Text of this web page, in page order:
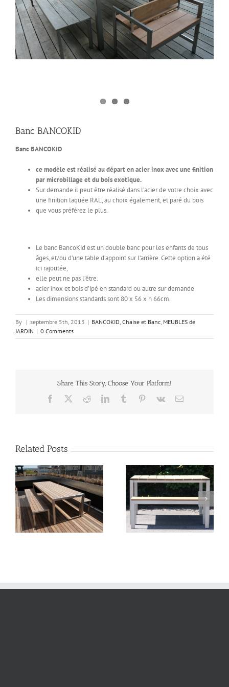
Banc BANCOKID
Banc BANCOKID
ce modèle est réalisé au départ en acier inox avec une finition
par microbillage et du bois exotique.
Sur demande il peut être réalisé dans l’acier de votre choix avec
une finition laquée RAL, au choix également, et paré du bois
que vous préférez le plus.
Le banc BancoKid est un double banc pour les enfants de tous
âges, et/ou d’une table d’appoint sur l’arrière. Cette option a été
ici rajoutée,
elle peut ne pas l’être.
acier inox et bois d’ipé en standard ou autre sur demande
Les dimensions standards sont 80 x 56 x h 66cm.
By | septembre 5th, 2013 | BANCOKID, Chaise et Banc, MEUBLES de
JARDIN | 0 Comments
Share This Story, Choose Your Platform!
Facebook RedditLinkedInTumblr Pinterest
Vk Email
Related Posts
Table QUADRO Chaise DIDOO